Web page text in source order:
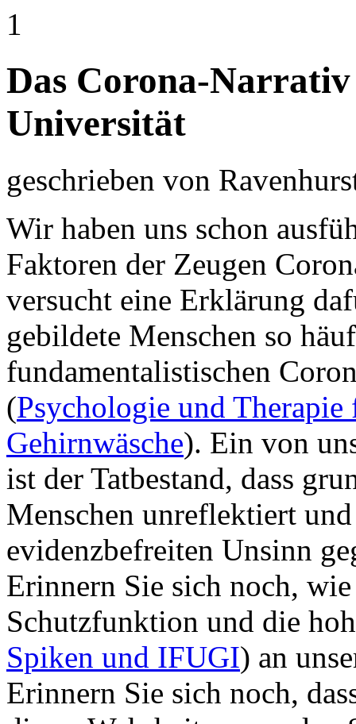
1
Das Corona-
Universität
geschrieben von
Wir haben uns schon
Faktoren der Zeugen
versucht eine Erklärung
gebildete Menschen so
fundamentalistischen
(Psychologie und
Gehirnwäsche). Ein von
ist der Tatbestand, dass
Menschen unreflektiert
evidenzbefreiten Unsinn
Erinnern Sie sich noch,
Schutzfunktion und die
Spiken und IFUGI) an
Erinnern Sie sich noch,